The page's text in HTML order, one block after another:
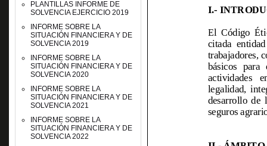
PLANTILLAS INFORME DE
SOLVENCIA EJERCICIO 2019
INFORME SOBRE LA
SITUACIÓN FINANCIERA Y DE
SOLVENCIA 2019
INFORME SOBRE LA
SITUACIÓN FINANCIERA Y DE
SOLVENCIA 2020
INFORME SOBRE LA
SITUACIÓN FINANCIERA Y DE
SOLVENCIA 2021
INFORME SOBRE LA
SITUACIÓN FINANCIERA Y DE
SOLVENCIA 2022